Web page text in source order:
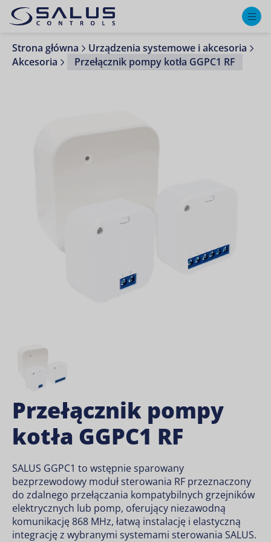
Strona główna
Urządzenia systemowe i akcesoria
Akcesoria
Przełącznik pompy kotła GGPC1 RF
Przełącznik pompy
kotła GGPC1 RF
SALUS GGPC1 to wstępnie sparowany
bezprzewodowy moduł sterowania RF przeznaczony
do zdalnego przełączania kompatybilnych grzejników
elektrycznych lub pomp, oferujący niezawodną
komunikację 868 MHz, łatwą instalację i elastyczną
integrację z wybranymi systemami sterowania SALUS.